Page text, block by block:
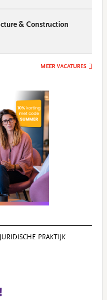
& Construction
MEER VACATURES
PRAKTIJK